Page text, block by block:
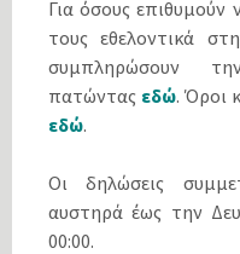
Για όσους επιθυμούν
τους εθελοντικά
συμπληρώσουν
πατώντας εδώ. Όροι
εδώ.
Οι δηλώσεις
αυστηρά έως την
00:00.